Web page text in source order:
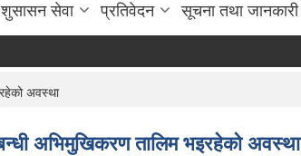
शुसासन सेवा प्रतिवेदन सूचना तथा जानकारी
अवस्था
अभिमुखिकरण तालिम भइरहेको अवस्था